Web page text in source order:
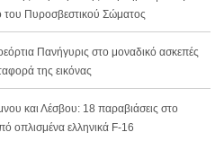
του Πυροσβεστικού Σώματος
Πανήγυρις στο μοναδικό ασκεπές
της εικόνας
και Λέσβου: 18 παραβιάσεις στο
οπλισμένα ελληνικά F-16